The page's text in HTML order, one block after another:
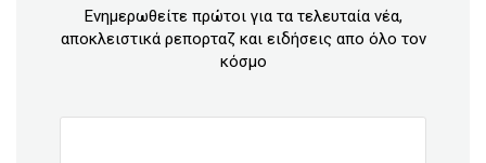
Ενημερωθείτε πρώτοι για τα τελευταία νέα,
αποκλειστικά ρεπορταζ και ειδήσεις απο όλο τον
κόσμο